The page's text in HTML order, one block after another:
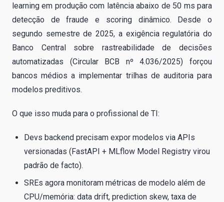
learning em produção com latência abaixo de 50 ms para
detecção de fraude e scoring dinâmico. Desde o
segundo semestre de 2025, a exigência regulatória do
Banco Central sobre rastreabilidade de decisões
automatizadas (Circular BCB nº 4.036/2025) forçou
bancos médios a implementar trilhas de auditoria para
modelos preditivos.
O que isso muda para o profissional de TI:
Devs backend precisam expor modelos via APIs
versionadas (FastAPI + MLflow Model Registry virou
padrão de facto).
SREs agora monitoram métricas de modelo além de
CPU/memória: data drift, prediction skew, taxa de